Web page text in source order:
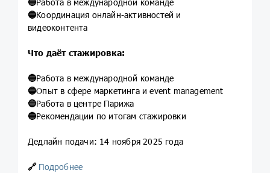
🔵Работа в международной команде
🔵Координация онлайн-активностей и
видеоконтента
Что даёт стажировка:
🔵Работа в международной команде
🔵Опыт в сфере маркетинга и event management
🔵Работа в центре Парижа
🔵Рекомендации по итогам стажировки
Дедлайн подачи: 14 ноября 2025 года
🔗 Подробнее